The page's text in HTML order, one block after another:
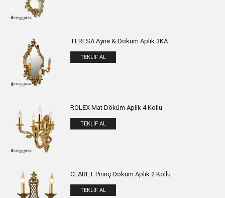
TERESA Ayna & Döküm Aplik 3KA
TEKLIF AL
ROLEX Mat Döküm Aplik 4 Kollu
TEKLIF AL
CLARET Pirinç Döküm Aplik 2 Kollu
TEKLIF AL